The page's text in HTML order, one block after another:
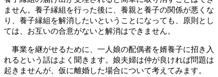
ません。養子縁組を行った後に、養親と養子の関係が悪くな
り、養子縁組を解消したいということになっても、原則とし
ては、お互いの合意がないと解消はできません。
事業を継がせるために、一人娘の配偶者を婿養子に招き入
れるという話はよく聞きます。娘夫婦は仲が良ければ問題は
起きませんが、仮に離婚した場合について考えてみます。